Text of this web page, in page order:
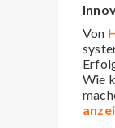
Von
Wie